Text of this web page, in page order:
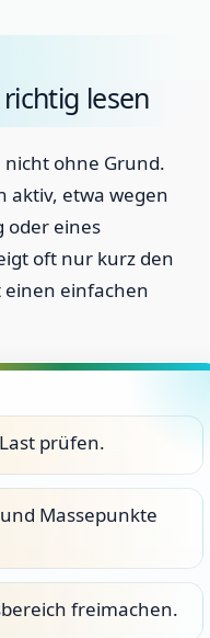
lesen
ohne Grund.
aktiv, etwa wegen
oder eines
oft nur kurz den
einen einfachen
prüfen.
Massepunkte
freimachen.